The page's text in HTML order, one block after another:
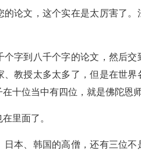
的论文，这个实在是太厉害了
个字到八千个字的论文，然后
、教授太多太多了，但是在世
十位当中有四位，就是佛陀恩
里面了。
日本、韩国的高僧，还有三位